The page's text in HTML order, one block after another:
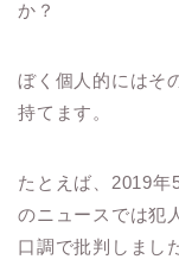
か？
ぼく個人的にはそ
持てます。
たとえば、2019年
のニュースでは犯
口調で批判しまし